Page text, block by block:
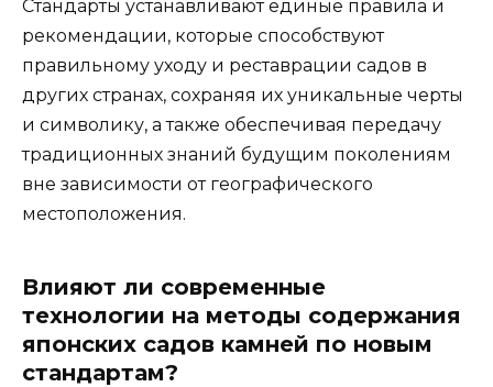
Стандарты устанавливают единые правила и
рекомендации, которые способствуют
правильному уходу и реставрации садов в
других странах, сохраняя их уникальные черты
и символику, а также обеспечивая передачу
традиционных знаний будущим поколениям
вне зависимости от географического
местоположения.
Влияют ли современные
технологии на методы содержания
японских садов камней по новым
стандартам?